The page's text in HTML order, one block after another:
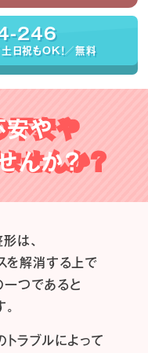
246
日祝もOK！／無料
安や
んか？
は、
を解消する上で
一つであると
ラブルによって